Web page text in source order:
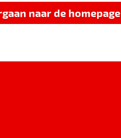
naar de homepage